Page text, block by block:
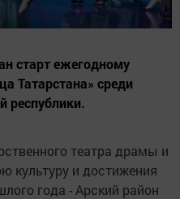
старт ежегодному
Татарстана» среди
республики.
театра драмы и
культуру и достижения
года - Арский район